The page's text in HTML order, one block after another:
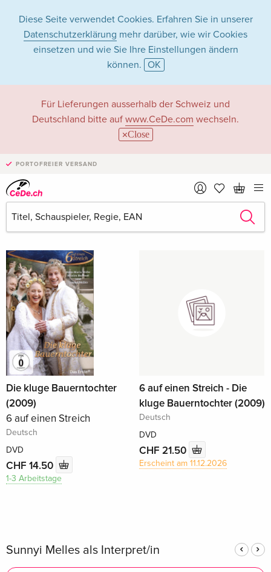
Diese Seite verwendet Cookies. Erfahren Sie in unserer
Datenschutzerklärung mehr darüber, wie wir Cookies
einsetzen und wie Sie Ihre Einstellungen ändern
können. OK
Für Lieferungen ausserhalb der Schweiz und
Deutschland bitte auf www.CeDe.com wechseln.
Close
PORTOFREIER VERSAND
Sunnyi Melles in
Filme - Alle Formate
Sunnyi Melles als Schauspieler/in
Alle 45 Treffer anzeigen
Die kluge Bauerntochter
(2009)
6 auf einen Streich
Deutsch
DVD
CHF 14.50
1-3 Arbeitstage
6 auf einen Streich - Die
kluge Bauerntochter (2009)
Deutsch
DVD
CHF 21.50
Erscheint am 11.12.2026
Sunnyi Melles als Interpret/in